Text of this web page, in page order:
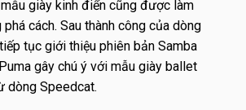
giày kinh điển cũng được làm
cách. Sau thành công của dòng
tục giới thiệu phiên bản Samba
gây chú ý với mẫu giày ballet
dòng Speedcat.